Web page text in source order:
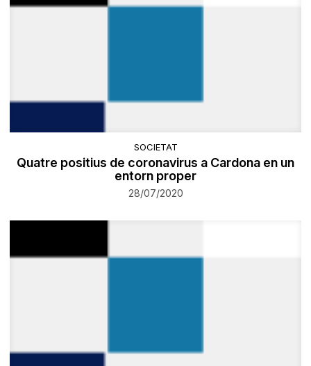
SOCIETAT
Quatre positius de coronavirus a Cardona en un
entorn proper
28/07/2020